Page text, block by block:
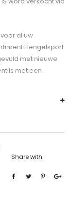
al uw
Hengelsport
met nieuwe
is met een
Share with